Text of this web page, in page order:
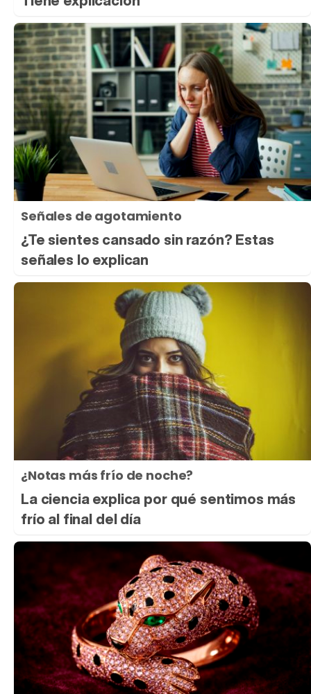
Señales de agotamiento
¿Te sientes cansado sin razón? Estas
señales lo explican
¿Notas más frío de noche?
La ciencia explica por qué sentimos más
frío al final del día